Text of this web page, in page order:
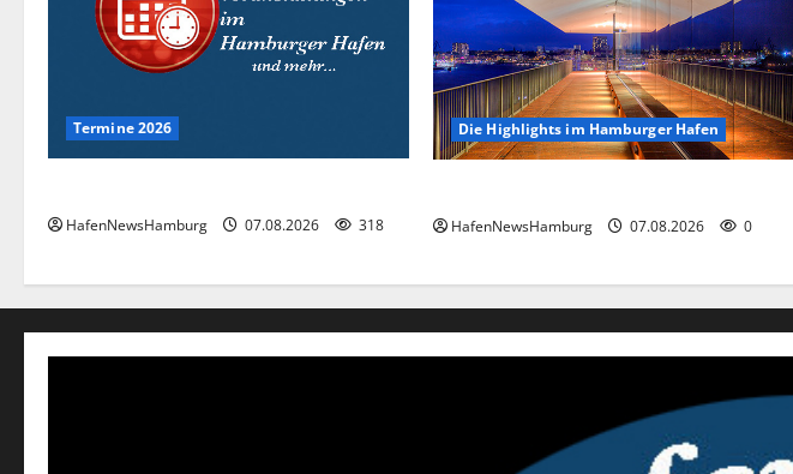
Termine 2026
HafenNewsHamburg 07.08.2026 318
Die Highlights im Hamburger Hafen
HafenNewsHamburg 07.08.2026 0